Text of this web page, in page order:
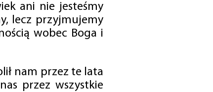
ani nie jesteśmy
lecz przyjmujemy
wobec Boga i
nam przez te lata
przez wszystkie